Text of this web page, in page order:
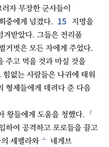
러자 무장한 군사들이
중에게 넘겼다. 15
지명을
겨받았다. 그들은 전리품
거벗은 모든 자에게 주었다.
주고 먹을 것과 마실 것을
없는 사람들은 나귀에 태워
형제들에게 데려다 준 다음
왕들에게 도움을 청했다. ㅓ
하여 공격하고 포로들을 끌고
세펠라와 ㅗ 네게브